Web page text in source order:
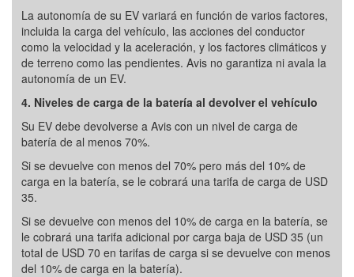
La autonomía de su EV variará en función de varios factores,
incluida la carga del vehículo, las acciones del conductor
como la velocidad y la aceleración, y los factores climáticos y
de terreno como las pendientes. Avis no garantiza ni avala la
autonomía de un EV.
4. Niveles de carga de la batería al devolver el vehículo
Su EV debe devolverse a Avis con un nivel de carga de
batería de al menos 70%.
Si se devuelve con menos del 70% pero más del 10% de
carga en la batería, se le cobrará una tarifa de carga de USD
35.
Si se devuelve con menos del 10% de carga en la batería, se
le cobrará una tarifa adicional por carga baja de USD 35 (un
total de USD 70 en tarifas de carga si se devuelve con menos
del 10% de carga en la batería).